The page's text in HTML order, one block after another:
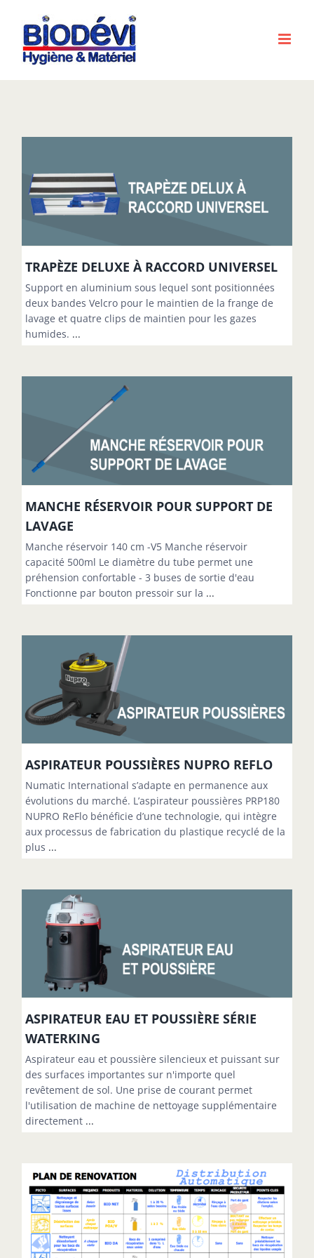
contenu
TRAPÈZE DELUXE À RACCORD UNIVERSEL
Support en aluminium sous lequel sont positionnées
deux bandes Velcro pour le maintien de la frange de
lavage et quatre clips de maintien pour les gazes
humides. ...
MANCHE RÉSERVOIR POUR SUPPORT DE
LAVAGE
Manche réservoir 140 cm -V5 Manche réservoir
capacité 500ml Le diamètre du tube permet une
préhension confortable - 3 buses de sortie d'eau
Fonctionne par bouton pressoir sur la ...
ASPIRATEUR POUSSIÈRES NUPRO REFLO
Numatic International s’adapte en permanence aux
évolutions du marché. L’aspirateur poussières PRP180
NUPRO ReFlo bénéficie d’une technologie, qui intègre
aux processus de fabrication du plastique recyclé de la
plus ...
ASPIRATEUR EAU ET POUSSIÈRE SÉRIE
WATERKING
Aspirateur eau et poussière silencieux et puissant sur
des surfaces importantes sur n'importe quel
revêtement de sol. Une prise de courant permet
l'utilisation de machine de nettoyage supplémentaire
directement ...